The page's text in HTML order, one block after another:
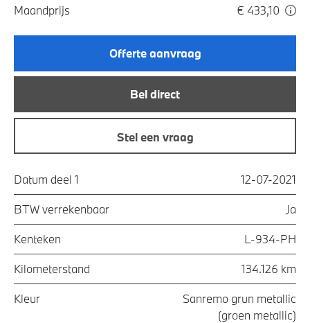
Maandprijs € 433,10
Offerte aanvraag
Bel direct
Stel een vraag
Datum deel 1 12-07-2021
BTW verrekenbaar Ja
Kenteken L-934-PH
Kilometerstand 134.126 km
Kleur
Sanremo grun metallic
(groen metallic)